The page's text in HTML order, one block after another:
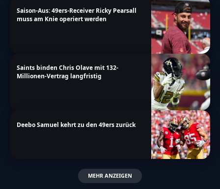
Saison-Aus: 49ers-Receiver Ricky Pearsall
muss am Knie operiert werden
Saints binden Chris Olave mit 132-
Millionen-Vertrag langfristig
Deebo Samuel kehrt zu den 49ers zurück
MEHR ANZEIGEN